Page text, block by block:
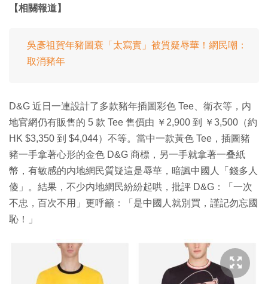
【相關報道】
吳彥祖賀年豬圖衰「太寫實」被質疑辱華！網民嘲：
取消豬年
D&G 近日一連設計了多款豬年插圖彩色 Tee、衛衣等，内
地官網仍有販售的 5 款 Tee 售價由 ￥2,900 到 ￥3,500（約
HK $3,350 到 $4,044）不等。當中一款黃色 Tee，插圖豬
豬一手拿著心形的金色 D&G 商標，另一手就拿著一叠紙
幣，有敏感的内地網民質疑這是辱華，暗諷中國人「錢多人
傻」。結果，不少内地網民紛紛起哄，批評 D&G：「一次
不忠，百次不用」更呼籲：「是中國人就別買，謹記勿忘國
恥！」